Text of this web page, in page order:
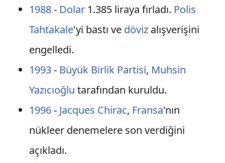
1988- Dolar1.385 liraya fırladı. Polis
Tahtakale'yi bastı ve dövizalışverişini
engelledi.
1993- Büyük Birlik Partisi, Muhsin
Yazıcıoğlu tarafından kuruldu.
1996- Jacques Chirac, Fransa'nın
nükleer denemelere son verdiğini
açıkladı.